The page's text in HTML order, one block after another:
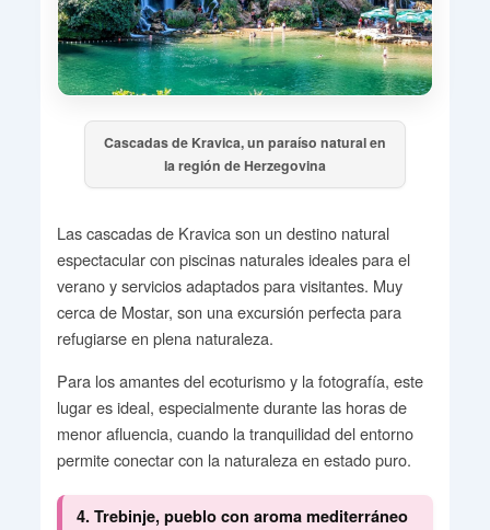
Cascadas de Kravica, un paraíso natural en
la región de Herzegovina
Las cascadas de Kravica son un destino natural
espectacular con piscinas naturales ideales para el
verano y servicios adaptados para visitantes. Muy
cerca de Mostar, son una excursión perfecta para
refugiarse en plena naturaleza.
Para los amantes del ecoturismo y la fotografía, este
lugar es ideal, especialmente durante las horas de
menor afluencia, cuando la tranquilidad del entorno
permite conectar con la naturaleza en estado puro.
4. Trebinje, pueblo con aroma mediterráneo